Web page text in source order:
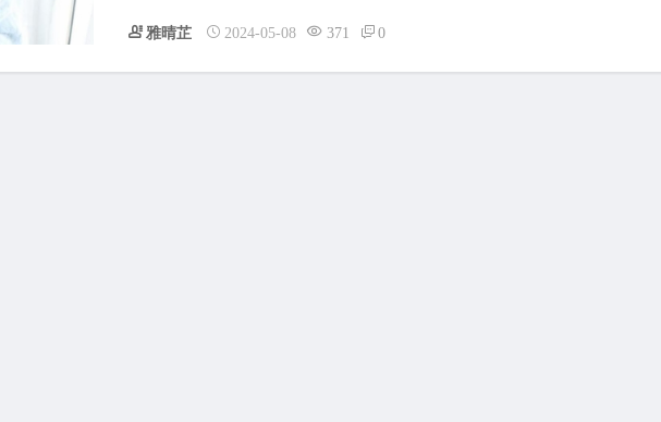
雅晴芷 2024-05-08 371 0